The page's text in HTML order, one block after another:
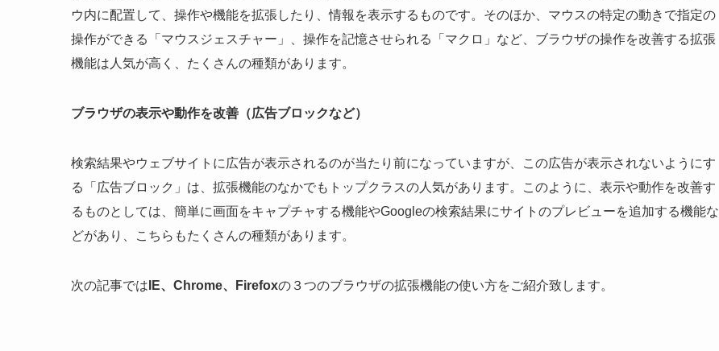
ウ内に配置して、操作や機能を拡張したり、情報を表示するものです。そのほか、マウスの特定の動きで指定の
操作ができる「マウスジェスチャー」、操作を記憶させられる「マクロ」など、ブラウザの操作を改善する拡張
機能は人気が高く、たくさんの種類があります。
ブラウザの表示や動作を改善（広告ブロックなど）
検索結果やウェブサイトに広告が表示されるのが当たり前になっていますが、この広告が表示されないようにす
る「広告ブロック」は、拡張機能のなかでもトップクラスの人気があります。このように、表示や動作を改善す
るものとしては、簡単に画面をキャプチャする機能やGoogleの検索結果にサイトのプレビューを追加する機能な
どがあり、こちらもたくさんの種類があります。
次の記事では IE、Chrome、Firefoxの３つのブラウザの拡張機能の使い方をご紹介致します。